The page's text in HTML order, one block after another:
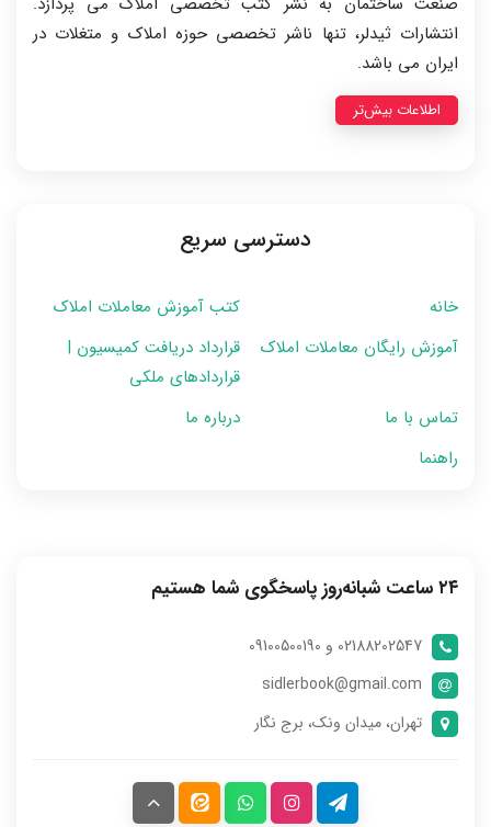
انتشارات ثیدلر، تنها ناشر تخصصی حوزه املاک و متغلات در
ایران می باشد.
اطلاعات بیش‌تر
دسترسی سریع
خانه
کتب آموزش معاملات املاک
آموزش رایگان معاملات املاک
قرارداد دریافت کمیسیون |
قراردادهای ملکی
تماس با ما
درباره ما
راهنما
۲۴ ساعت شبانه‌روز پاسخگوی شما هستیم
02188202547 و 09100500190
sidlerbook@gmail.com
تهران، میدان ونک، برج نگار